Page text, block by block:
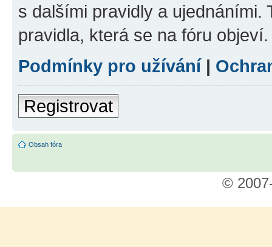
s dalšími pravidly a ujednáními.
pravidla, která se na fóru objeví.
Podmínky pro užívání|
Registrovat
Obsah fóra
©